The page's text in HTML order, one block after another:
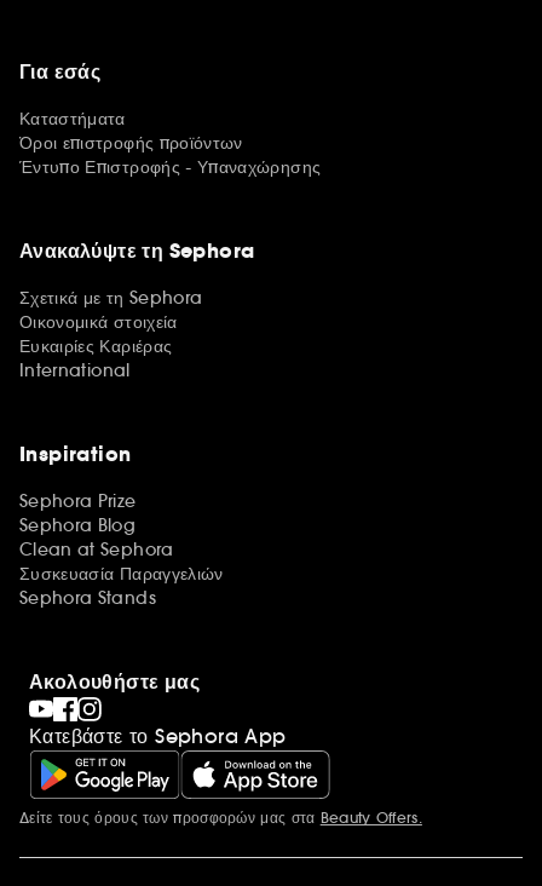
Για εσάς
Καταστήματα
Όροι επιστροφής προϊόντων
Έντυπο Επιστροφής - Υπαναχώρησης
Ανακαλύψτε τη Sephora
Σχετικά με τη Sephora
Οικονομικά στοιχεία
Ευκαιρίες Καριέρας
International
Inspiration
Sephora Prize
Sephora Blog
Clean at Sephora
Συσκευασία Παραγγελιών
Sephora Stands
Ακολουθήστε μας
Κατεβάστε το Sephora App
Περισσότερες πληροφορίες
Δείτε τους όρους των προσφορών μας στα Beauty Offers.